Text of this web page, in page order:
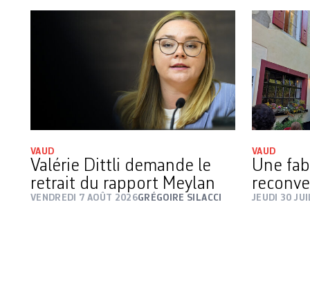
VAUD
Valérie Dittli demande le
retrait du rapport Meylan
VENDREDI 7 AOÛT 2026GRÉGOIRE SILACCI
VAUD
Une
JEUDI 30